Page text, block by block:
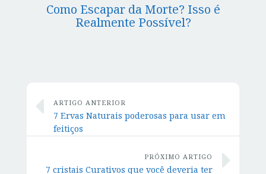
Como Escapar da Morte? Isso é
Realmente Possível?
ARTIGO ANTERIOR
7 Ervas Naturais poderosas para usar em
feitiços
PRÓXIMO ARTIGO
7 cristais Curativos que você deveria ter